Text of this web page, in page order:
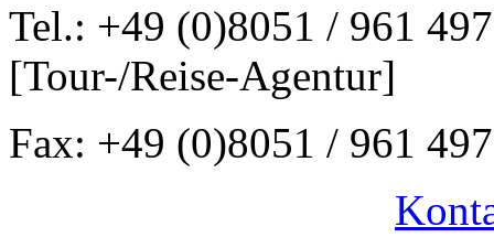
Tel.: +49 (0)8051 / 961
[Tour-/Reise-Agentur]
Fax: +49 (0)8051 / 961